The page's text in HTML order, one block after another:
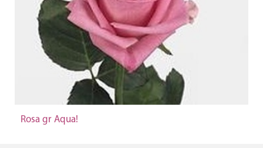
Rosa gr Aqua!